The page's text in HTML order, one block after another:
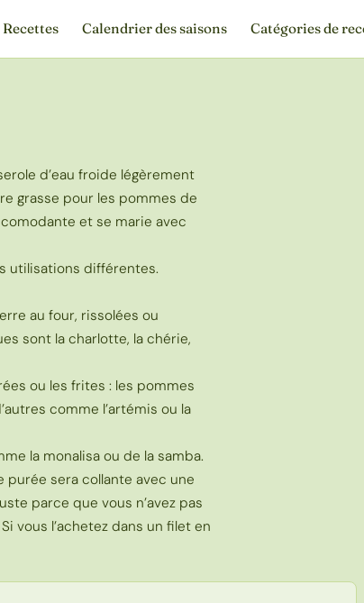
Recettes Calendrier des saisons Catégories de
d’eau froide légèrement
grasse pour les pommes de
et se marie avec
utilisations différentes.
au four, rissolées ou
sont la charlotte, la chérie,
ou les frites : les pommes
comme l’artémis ou la
la monalisa ou de la samba.
purée sera collante avec une
parce que vous n’avez pas
vous l’achetez dans un filet en